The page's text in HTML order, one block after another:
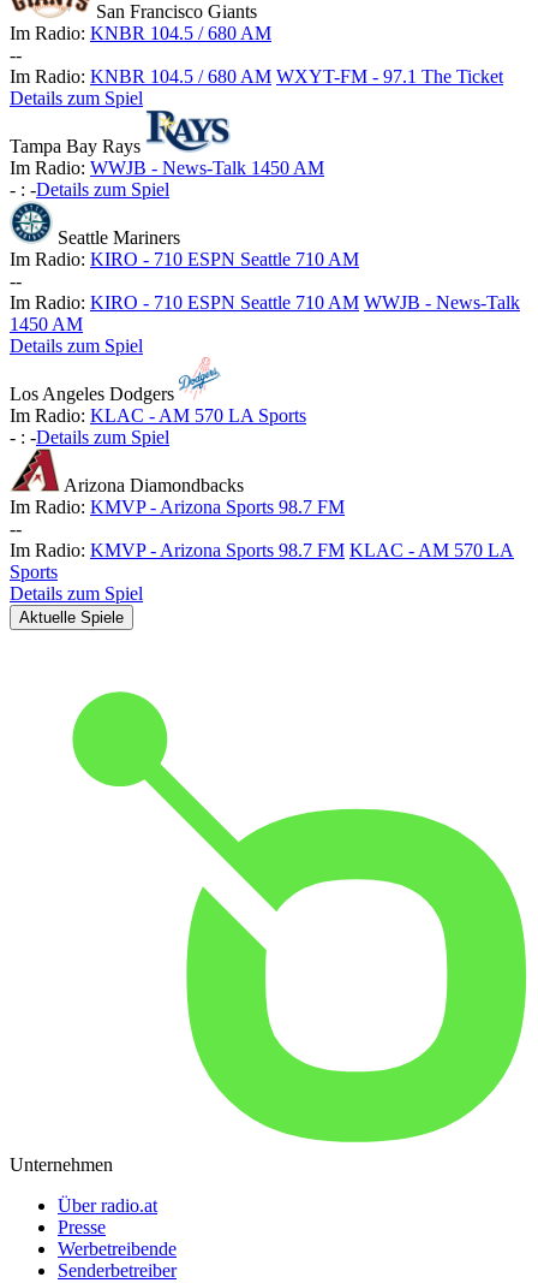
San Francisco Giants
Im Radio: KNBR 104.5 / 680 AM
--
Im Radio: KNBR 104.5 / 680 AM WXYT-FM - 97.1 The Ticket
Details zum Spiel
Tampa Bay Rays
Im Radio: WWJB - News-Talk 1450 AM
- : -Details zum Spiel
Seattle Mariners
Im Radio: KIRO - 710 ESPN Seattle 710 AM
--
Im Radio: KIRO - 710 ESPN Seattle 710 AM WWJB - News-Talk
1450 AM
Details zum Spiel
Los Angeles Dodgers
Im Radio: KLAC - AM 570 LA Sports
- : -Details zum Spiel
Arizona Diamondbacks
Im Radio: KMVP - Arizona Sports 98.7 FM
--
Im Radio: KMVP - Arizona Sports 98.7 FM KLAC - AM 570 LA
Sports
Details zum Spiel
Aktuelle Spiele
Unternehmen
Über radio.at
Presse
Werbetreibende
Senderbetreiber